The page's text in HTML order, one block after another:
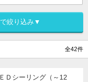
絞り込み▼
全42件
Ｄシーリング（～12